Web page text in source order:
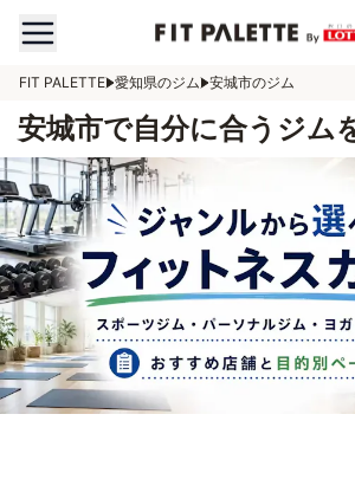
FIT PALETTE 愛知県のジム 安城市のジム
安城市で自分に合うジム